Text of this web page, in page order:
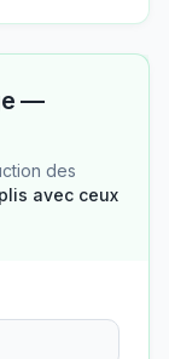
—
des
avec ceux